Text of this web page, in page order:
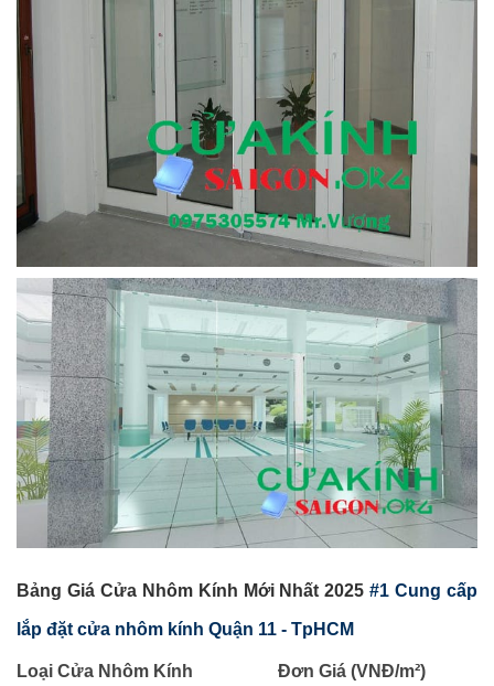
Bảng Giá Cửa Nhôm Kính Mới Nhất 2025#1 Cung cấp
lắp đặt cửa nhôm kính Quận 11 - TpHCM
Loại Cửa Nhôm Kính
Đơn Giá (VNĐ/m²)